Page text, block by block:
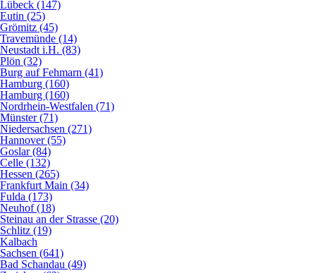
Lübeck (147)
Eutin (25)
Grömitz (45)
Travemünde (14)
Neustadt i.H. (83)
Plön (32)
Burg auf Fehmarn (41)
Hamburg (160)
Hamburg (160)
Nordrhein-Westfalen (71)
Münster (71)
Niedersachsen (271)
Hannover (55)
Goslar (84)
Celle (132)
Hessen (265)
Frankfurt Main (34)
Fulda (173)
Neuhof (18)
Steinau an der Strasse (20)
Schlitz (19)
Kalbach
Sachsen (641)
Bad Schandau (49)